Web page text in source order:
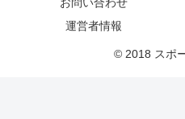
運営者情報
© 2018 スポ